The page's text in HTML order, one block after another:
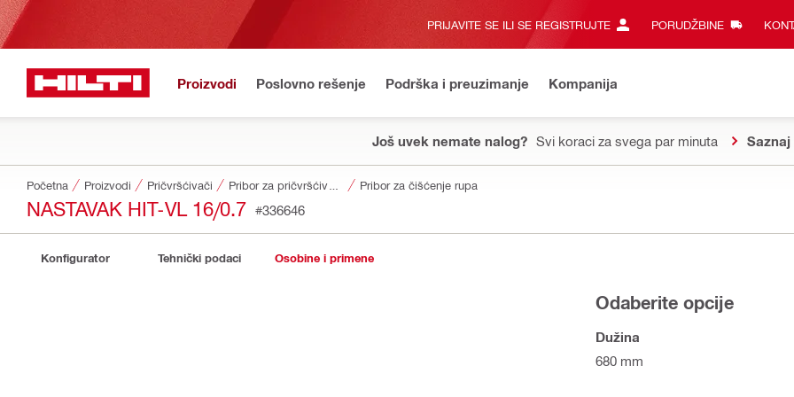
PRIJAVITE SE ILI SE REGISTRUJTE PORUDŽBINE
Proizvodi Poslovno rešenje Podrška i preuzimanje Kompanija
Još uvek nemate nalog? Svi koraci za svega par minuta Saznaj
Početna Proizvodi Pričvršćivači Pribor za čišćenje rupa
NASTAVAK HIT-VL 16/0.7 #336646
Konfigurator Tehnički podaci Osobine i primene
Odaberite opcije
Dužina
680 mm